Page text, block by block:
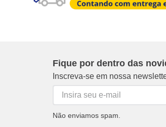
Fique por dentro das
Inscreva-se em nossa
Não enviamos spam.